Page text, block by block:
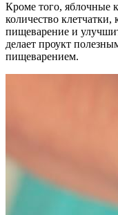
Кроме того, яблочные
количество клетчатки,
пищеварение и
делает проукт
пищеварением.